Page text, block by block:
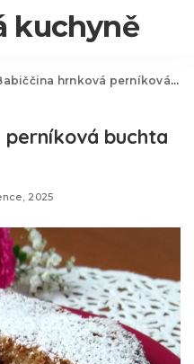
kuchyně
hrnková perníková buchta – Vláčná a voňavá!
perníková buchta
2025